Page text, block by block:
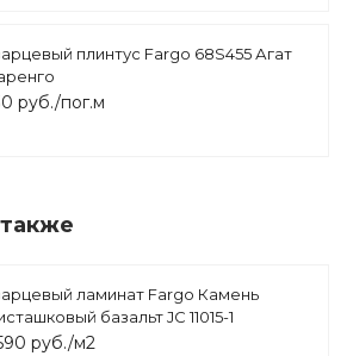
плинтус Fargo 68S455 Агат
руб./пог.м
ламинат Fargo Камень
базальт JC 11015-1
руб./м2